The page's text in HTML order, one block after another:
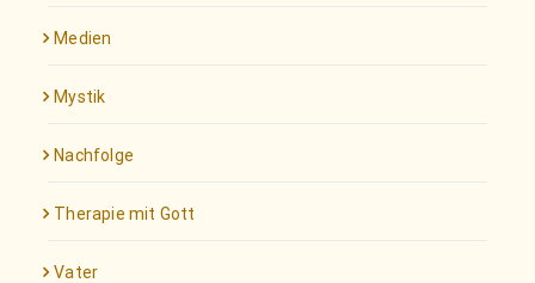
Medien
Mystik
Nachfolge
Therapie mit Gott
Vater